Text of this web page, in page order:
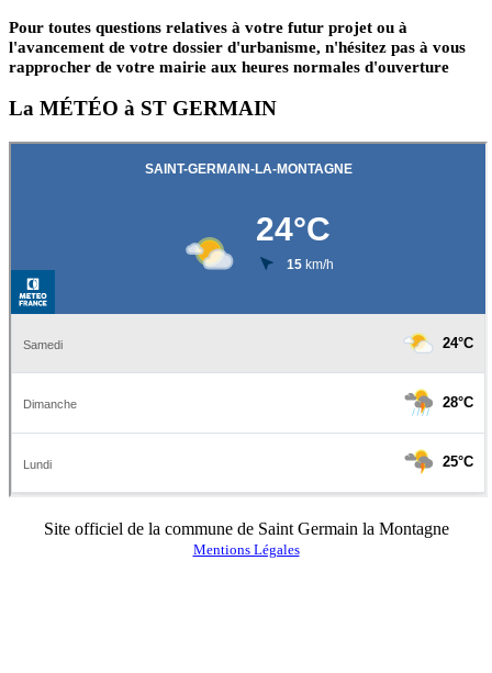
Pour toutes questions relatives à votre futur projet ou à
l'avancement de votre dossier d'urbanisme, n'hésitez pas à vous
rapprocher de votre mairie aux heures normales d'ouverture
La MÉTÉO à ST GERMAIN
Site officiel de la commune de Saint Germain la Montagne
Mentions Légales